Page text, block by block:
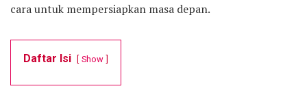
cara untuk mempersiapkan masa depan.
Daftar Isi Show